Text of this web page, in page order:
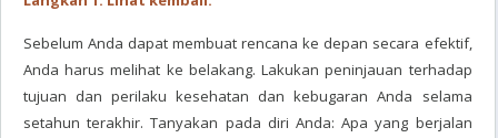
Sebelum Anda dapat membuat rencana ke depan secara efektif,
Anda harus melihat ke belakang. Lakukan peninjauan terhadap
tujuan dan perilaku kesehatan dan kebugaran Anda selama
setahun terakhir. Tanyakan pada diri Anda: Apa yang berjalan